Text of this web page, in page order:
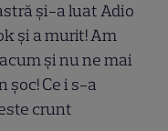
și-a luat Adio
și a murit! Am
și nu ne mai
șoc! Ce i s-a
crunt